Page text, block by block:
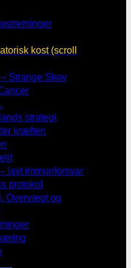
kost (scroll
Strange Skov
strategi
kræften
lavt immunforsvar
protokol
Overvægt og